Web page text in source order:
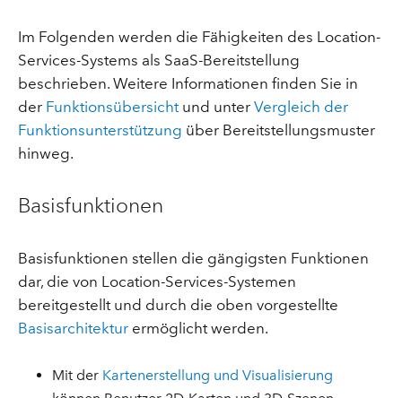
Im Folgenden werden die Fähigkeiten des Location-
Services-Systems als SaaS-Bereitstellung
beschrieben. Weitere Informationen finden Sie in
der Funktionsübersichtund unter Vergleich der
Funktionsunterstützung über Bereitstellungsmuster
hinweg.
Basisfunktionen
Basisfunktionen stellen die gängigsten Funktionen
dar, die von Location-Services-Systemen
bereitgestellt und durch die oben vorgestellte
Basisarchitekturermöglicht werden.
Mit der Kartenerstellung und Visualisierung